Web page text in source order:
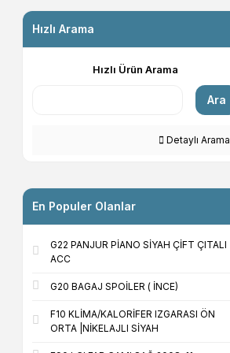
Hızlı Arama
Hızlı Ürün Arama
Ara
Detaylı Arama
En Populer Olanlar
G22 PANJUR PİANO SİYAH ÇİFT ÇITALI
ACC
G20 BAGAJ SPOİLER ( İNCE)
F10 KLİMA/KALORİFER IZGARASI ÖN
ORTA |NİKELAJLI SİYAH